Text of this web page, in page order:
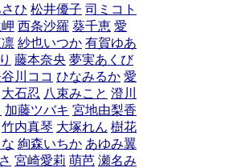
ひ 松井優子 司ミコト
西条沙羅 葵千恵 愛
紗也いつか 有賀ゆあ
藤本奈央 夢実あくび
川ココ ひなみるか 愛
大石忍 八束みこと 澄川
加藤ツバキ 宮地由梨香
竹内真琴 大塚れん 樹花
絢森いちか あゆみ翼
宮崎愛莉 萌芭 瀬名み